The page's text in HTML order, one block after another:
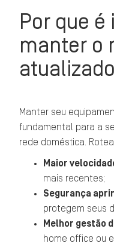
Por que
manter o
Manter seu
fundamental para a
rede doméstica.
Maior
mais recentes;
Segurança
protegem seus
Melhor gestão
home office ou